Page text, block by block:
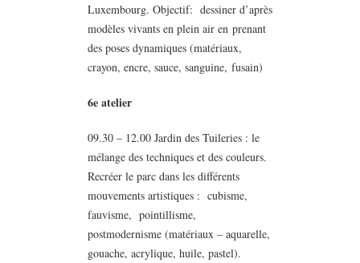
Luxembourg. Objectif: dessiner d’après
modèles vivants en plein air en prenant
des poses dynamiques (matériaux,
crayon, encre, sauce, sanguine, fusain)
6e atelier
09.30 – 12.00 Jardin des Tuileries : le
mélange des techniques et des couleurs.
Recréer le parc dans les différents
mouvements artistiques : cubisme,
fauvisme, pointillisme,
postmodernisme (matériaux – aquarelle,
gouache, acrylique, huile, pastel).